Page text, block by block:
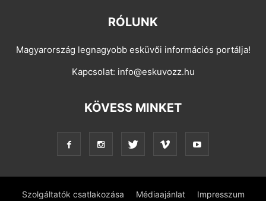
RÓLUNK
Magyarország legnagyobb esküvői információs portálja!
Kapcsolat: info@eskuvozz.hu
KÖVESS MINKET
Szolgáltatók csatlakozása Médiaajánlat Impresszum